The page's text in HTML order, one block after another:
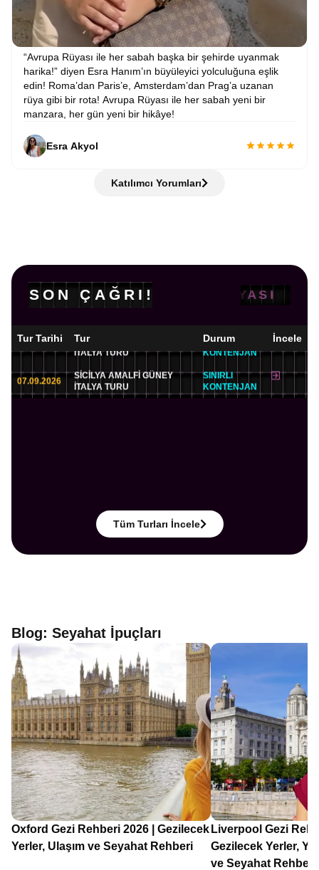
“Avrupa Rüyası ile her sabah başka bir şehirde uyanmak
harika!” diyen Esra Hanım’ın büyüleyici yolculuğuna eşlik
edin! Roma’dan Paris’e, Amsterdam’dan Prag’a uzanan
rüya gibi bir rota! Avrupa Rüyası ile her sabah yeni bir
manzara, her gün yeni bir hikâye!
Esra Akyol
Katılımcı Yorumları
SON ÇAĞRI!AVRUPA RÜYASI
Tur Tarihi Tur Durum İncele
07.09.2026
SICILYA AMALFI GÜNEY
SINIRLI
07.09.2026
SICILYA AMALFI GÜNEY
İTALYA TURU
KONTENJANİNCELE
Tüm Turları İncele
Blog: Seyahat İpuçları
Oxford Gezi Rehberi 2026 | Gezilecek
Yerler, Ulaşım ve Seyahat Rehberi
Liverpool Gezi
Gezilecek Yerler,
ve Seyahat Rehberi